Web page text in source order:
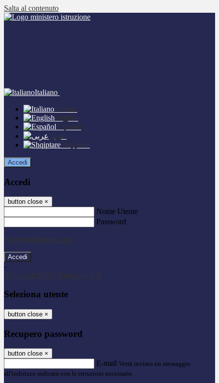
Salta al contenuto
Italiano
Italiano
English
Español
عربى
Shqiptare
Accedi
Accedi
button close ×
Nome Utente
Password
Password dimenticata?
-
Entra con SPID
Entra con CIE
Seleziona utente
button close ×
Recupero password
button close ×
E-mail Verrà inviato un messaggio
all'indirizzo indicato con le istruzioni necessarie.